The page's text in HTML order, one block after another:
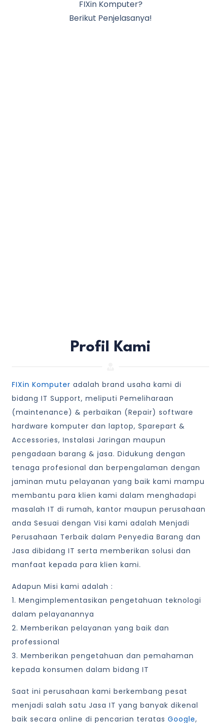
FIXin Komputer?
Berikut Penjelasanya!
Profil Kami
FIXin Komputer adalah brand usaha kami di
bidang IT Support, meliputi Pemeliharaan
(maintenance) & perbaikan (Repair) software
hardware komputer dan laptop, Sparepart &
Accessories, Instalasi Jaringan maupun
pengadaan barang & jasa. Didukung dengan
tenaga profesional dan berpengalaman dengan
jaminan mutu pelayanan yang baik kami mampu
membantu para klien kami dalam menghadapi
masalah IT di rumah, kantor maupun perusahaan
anda Sesuai dengan Visi kami adalah Menjadi
Perusahaan Terbaik dalam Penyedia Barang dan
Jasa dibidang IT serta memberikan solusi dan
manfaat kepada para klien kami.
Adapun Misi kami adalah :
1. Mengimplementasikan pengetahuan teknologi
dalam pelayanannya
2. Memberikan pelayanan yang baik dan
professional
3. Memberikan pengetahuan dan pemahaman
kepada konsumen dalam bidang IT
Saat ini perusahaan kami berkembang pesat
menjadi salah satu Jasa IT yang banyak dikenal
baik secara online di pencarian teratas Google,